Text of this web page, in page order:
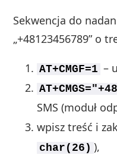
Sekwencja do
„+48123456789” o
AT+CMGF=1 –
SMS (moduł
wpisz treść i
char(26) ),